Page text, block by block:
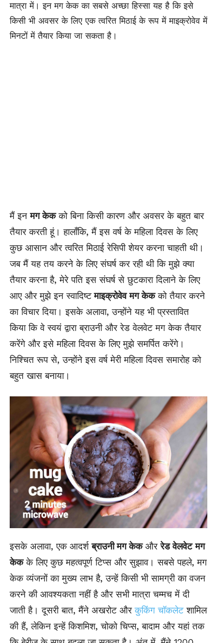
मात्रा में। इन मग केक का सबसे अच्छा हिस्सा यह है कि इसे
किसी भी अवसर के लिए एक त्वरित मिठाई के रूप में माइक्रोवेव में
मिनटों में तैयार किया जा सकता है।
मैं इनमग केकको बिना किसी कारण और अवसर के बहुत बार
तैयार करती हूं। हालाँकि, मैं इस वर्ष के महिला दिवस के लिए
कुछ आसान और त्वरित मिठाई रेसिपी शेयर करना चाहती थी।
जब मैं यह तय करने के लिए संघर्ष कर रही थी कि मुझे क्या
तैयार करना है, मेरे पति इस संघर्ष से छुटकारा दिलाने के लिए
आए और मुझे इन स्वादिष्टमाइक्रोवेव मग केकको तैयार करने
का विचार दिया। इसके अलावा, उन्होंने यह भी प्रस्तावित
किया कि वे स्वयं द्वारा ब्राउनी और रेड वेलवेट मग केक तैयार
करेंगे और इसे महिला दिवस के लिए मुझे समर्पित करेंगे।
निश्चित रूप से, उन्होंने इस वर्ष मेरी महिला दिवस समारोह को
बहुत खास बनाया।
इसके अलावा, एक आदर्शब्राउनी मग केकऔररेड वेलवेट मग
केकके लिए कुछ महत्वपूर्ण टिप्स और सुझाव। सबसे पहले, मग
केक व्यंजनों का मुख्य लाभ है, उन्हें किसी भी सामग्री का वजन
करने की आवश्यकता नहीं है और सभी मात्रा चम्मच में दी
जाती है। दूसरी बात, मैंने अखरोट औरकुकिंग चॉकलेट शामिल
की हैं, लेकिन इन्हें किशमिश, चोको चिप्स, बादाम और यहां तक ​​